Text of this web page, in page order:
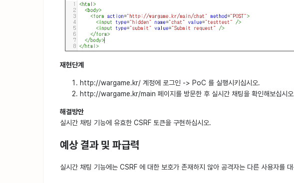
재현단계
http://wargame.kr/ 계정에 로그인 -> PoC 를 실행시키십시오.
http://wargame.kr/main 페이지를 방문한 후 실시간 채팅을 확인해보십시
해결방안
실시간 채팅 기능에 유효한 CSRF 토큰을 구현하십시오.
예상 결과 및 파급력
실시간 채팅 기능에는 CSRF 에 대한 보호가 존재하지 않아 공격자는 다른 사용자를